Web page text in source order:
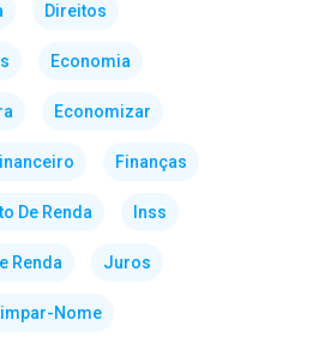
Direitos
Economia
Economizar
Finanças
De Renda Inss
Renda Juros
Nome